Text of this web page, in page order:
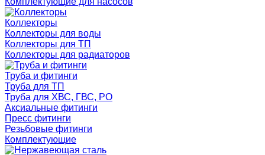
Коллекторы
Коллекторы для воды
Коллекторы для ТП
Коллекторы для радиаторов
Труба и фитинги
Труба для ТП
Труба для ХВС, ГВС, РО
Аксиальные фитинги
Пресс фитинги
Резьбовые фитинги
Комплектующие